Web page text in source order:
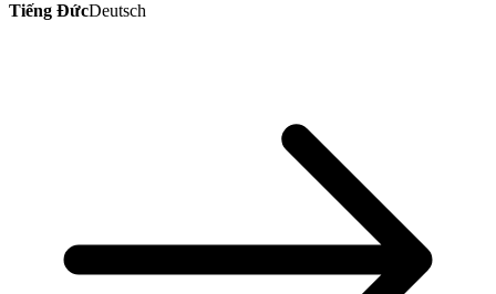
Tiếng ĐứcDeutsch